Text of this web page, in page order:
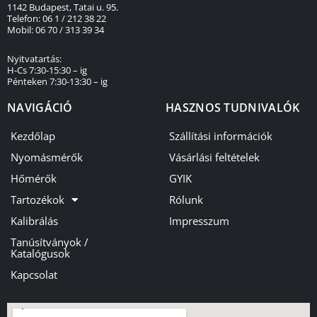
1142 Budapest, Tatai u. 95.
Telefon: 06 1 / 212 38 22
Mobil: 06 70 / 313 39 34
Nyitvatartás:
H-Cs 7:30-15:30 – ig
Pénteken 7:30-13:30 – ig
NAVIGÁCIÓ
Kezdőlap
Nyomásmérők
Hőmérők
Tartozékok
Kalibrálás
Tanúsítványok /
Katalógusok
Kapcsolat
HASZNOS TUDNIVALÓK
Szállítási információk
Vásárlási feltételek
GYIK
Rólunk
Impresszum